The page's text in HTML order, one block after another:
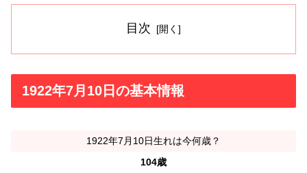
目次
1922年7月10日の基本情報
1922年7月10日生れは今何歳？
104歳